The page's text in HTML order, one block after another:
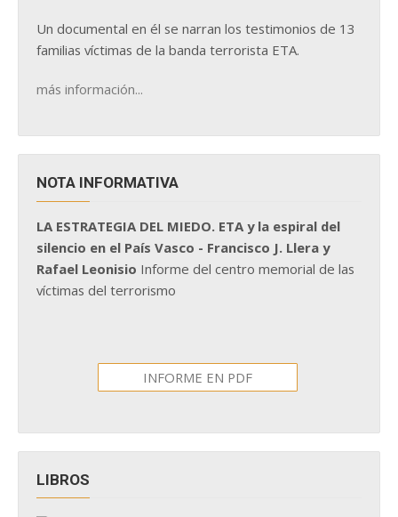
Un documental en él se narran los testimonios de 13
familias víctimas de la banda terrorista ETA.
más información...
NOTA INFORMATIVA
LA ESTRATEGIA DEL MIEDO. ETA y la espiral del
silencio en el País Vasco - Francisco J. Llera y
Rafael Leonisio Informe del centro memorial de las
víctimas del terrorismo
INFORME EN PDF
LIBROS